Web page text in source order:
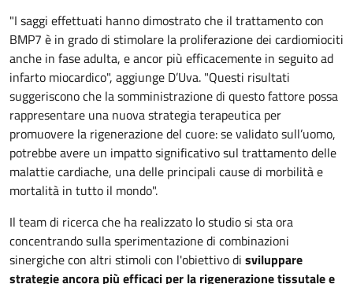
"I saggi effettuati hanno dimostrato che il trattamento con
BMP7 è in grado di stimolare la proliferazione dei cardiomiociti
anche in fase adulta, e ancor più efficacemente in seguito ad
infarto miocardico", aggiunge D’Uva. "Questi risultati
suggeriscono che la somministrazione di questo fattore possa
rappresentare una nuova strategia terapeutica per
promuovere la rigenerazione del cuore: se validato sull’uomo,
potrebbe avere un impatto significativo sul trattamento delle
malattie cardiache, una delle principali cause di morbilità e
mortalità in tutto il mondo".
Il team di ricerca che ha realizzato lo studio si sta ora
concentrando sulla sperimentazione di combinazioni
sinergiche con altri stimoli con l'obiettivo di sviluppare
strategie ancora più efficaci per la rigenerazione tissutale e